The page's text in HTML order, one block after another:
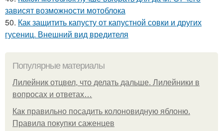
зависят возможности мотоблока
50. Как защитить капусту от капустной совки и других
гусениц. Внешний вид вредителя
Популярные материалы
Лилейник отцвел, что делать дальше. Лилейники в
вопросах и ответах…
Как правильно посадить колоновидную яблоню.
Правила покупки саженцев